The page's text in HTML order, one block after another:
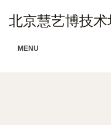
北京慧艺博技
MENU